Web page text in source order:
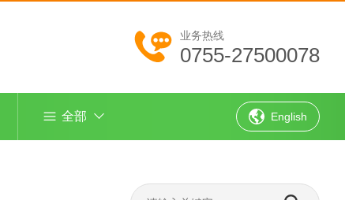
业务热线
0755-27500078
全部 English